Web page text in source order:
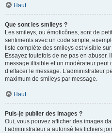
Haut
Que sont les smileys ?
Les smileys, ou émoticônes, sont de
sentiments avec un code simple,
liste complète des smileys est visible
Essayez toutefois de ne pas en abuser.
message illisible et un modérateur peut
d’effacer le message. L’administrateur
maximum de smileys par message.
Haut
Puis-je publier des images ?
Oui, vous pouvez afficher des images
l’administrateur a autorisé les fichiers